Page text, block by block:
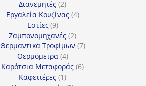
Διανεμητές 22
προϊόντα
Εργαλεία Κουζίνας 44
Εστίες 99
προϊόντα
Ζαμπονομηχανές 22
προϊόντα
Θερμαντικά Τροφίμων 77
Θερμόμετρα 44
προϊόντα
Καρότσια Μεταφοράς 66
Καφετιέρες 11